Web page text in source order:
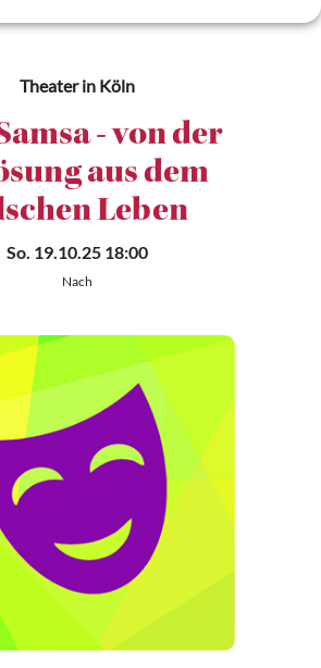
Theaterin Köln
- von der
aus dem
Leben
So. 19.10.25 18:00
Nach